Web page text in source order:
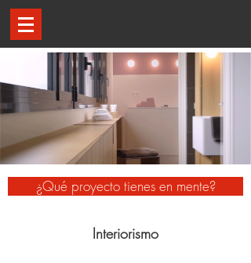
¿Qué proyecto tienes en mente?
Interiorismo